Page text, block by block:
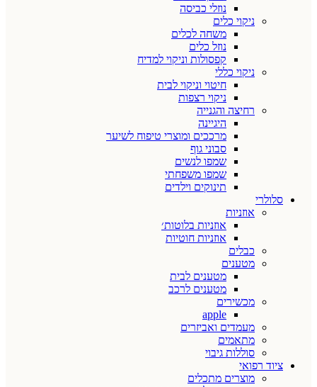
נוזלי כביסה
ניקוי כלים
משחה לכלים
נוזל כלים
קפסולות וניקוי למדיח
ניקוי כללי
חיטוי וניקוי לבית
ניקוי רצפות
רחיצה והגנייה
היגיינה
מרככים ומוצרי טיפוח לשיער
סבוני גוף
שמפו לנשים
שמפו משפחתי
תינוקים וילדים
סלולרי
אוזניות
אוזניות בלוטות׳
אוזניות חוטיות
כבלים
מטענים
מטענים לבית
מטענים לרכב
מכשירים
apple
מעמדים ואביזרים
מתאמים
סוללות גיבוי
ציוד רפואי
מוצרים מתכלים